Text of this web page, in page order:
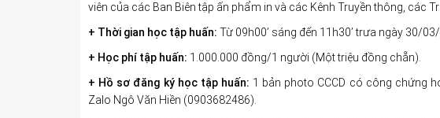
viên của các Ban Biên tập ấn phẩm in và các Kênh Truyền thông, các
+ Thời gian học tập huấn: Từ 09h00’ sáng đến 11h30’ trưa ngày 30/
+ Học phí tập huấn: 1.000.000 đồng/1 người (Một triệu đồng chẵn).
+ Hồ sơ đăng ký học tập huấn: 1 bản photo CCCD có công chứng
Zalo Ngô Văn Hiền (0903682486).